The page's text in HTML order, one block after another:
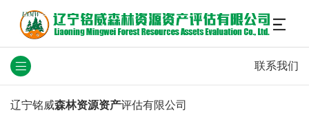
联系我们
辽宁铭威森林资源资产评估有限公司